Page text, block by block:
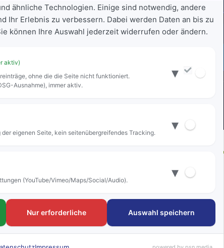
ABFAHRT STEIG
& Fahrpläne
Tickets & Tarife
Schülerkarte
Einzeltickets
ähnliche Technologien. Einige sind notwendig, andere
Ihr Erlebnis zu verbessern. Dabei werden Daten an bis zu
können Ihre Auswahl jederzeit widerrufen oder ändern.
aktiv)
ohne die die Seite nicht funktioniert.
Ausnahme), immer aktiv.
▾
eigenen Seite, kein seitenübergreifendes Tracking. ▾
(YouTube/Vimeo/Maps/Social/Audio). ▾
Nur erforderliche Auswahl speichern